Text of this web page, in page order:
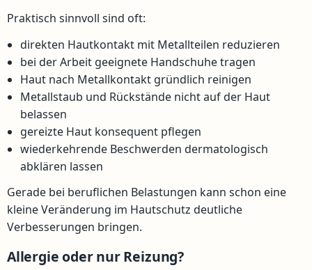
Praktisch sinnvoll sind oft:
direkten Hautkontakt mit Metallteilen reduzieren
bei der Arbeit geeignete Handschuhe tragen
Haut nach Metallkontakt gründlich reinigen
Metallstaub und Rückstände nicht auf der Haut
belassen
gereizte Haut konsequent pflegen
wiederkehrende Beschwerden dermatologisch
abklären lassen
Gerade bei beruflichen Belastungen kann schon eine
kleine Veränderung im Hautschutz deutliche
Verbesserungen bringen.
Allergie oder nur Reizung?